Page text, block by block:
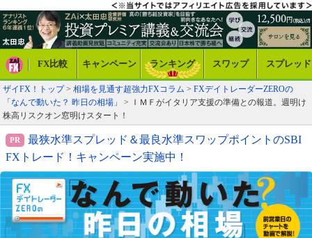
FX比較 キャンペーン ランキング スワップ スプレッド
ザイFX！トップ> 相場を見通す超強力FXコラム > FXデイトレーダーZEROの
「なんで動いた？ 昨日の相場」
> ＩＭＦがイタリア支援の準備との報道。週明け
株高リスクオン窓明けスタート！
最狭水準スプレッド＆最良水準スワップポイントのSBI
FXトレード！キャンペーン実施中！